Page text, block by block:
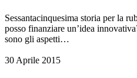
Sessantacinquesima storia per la
posso finanziare un’idea
sono gli aspetti…
30 Aprile 2015